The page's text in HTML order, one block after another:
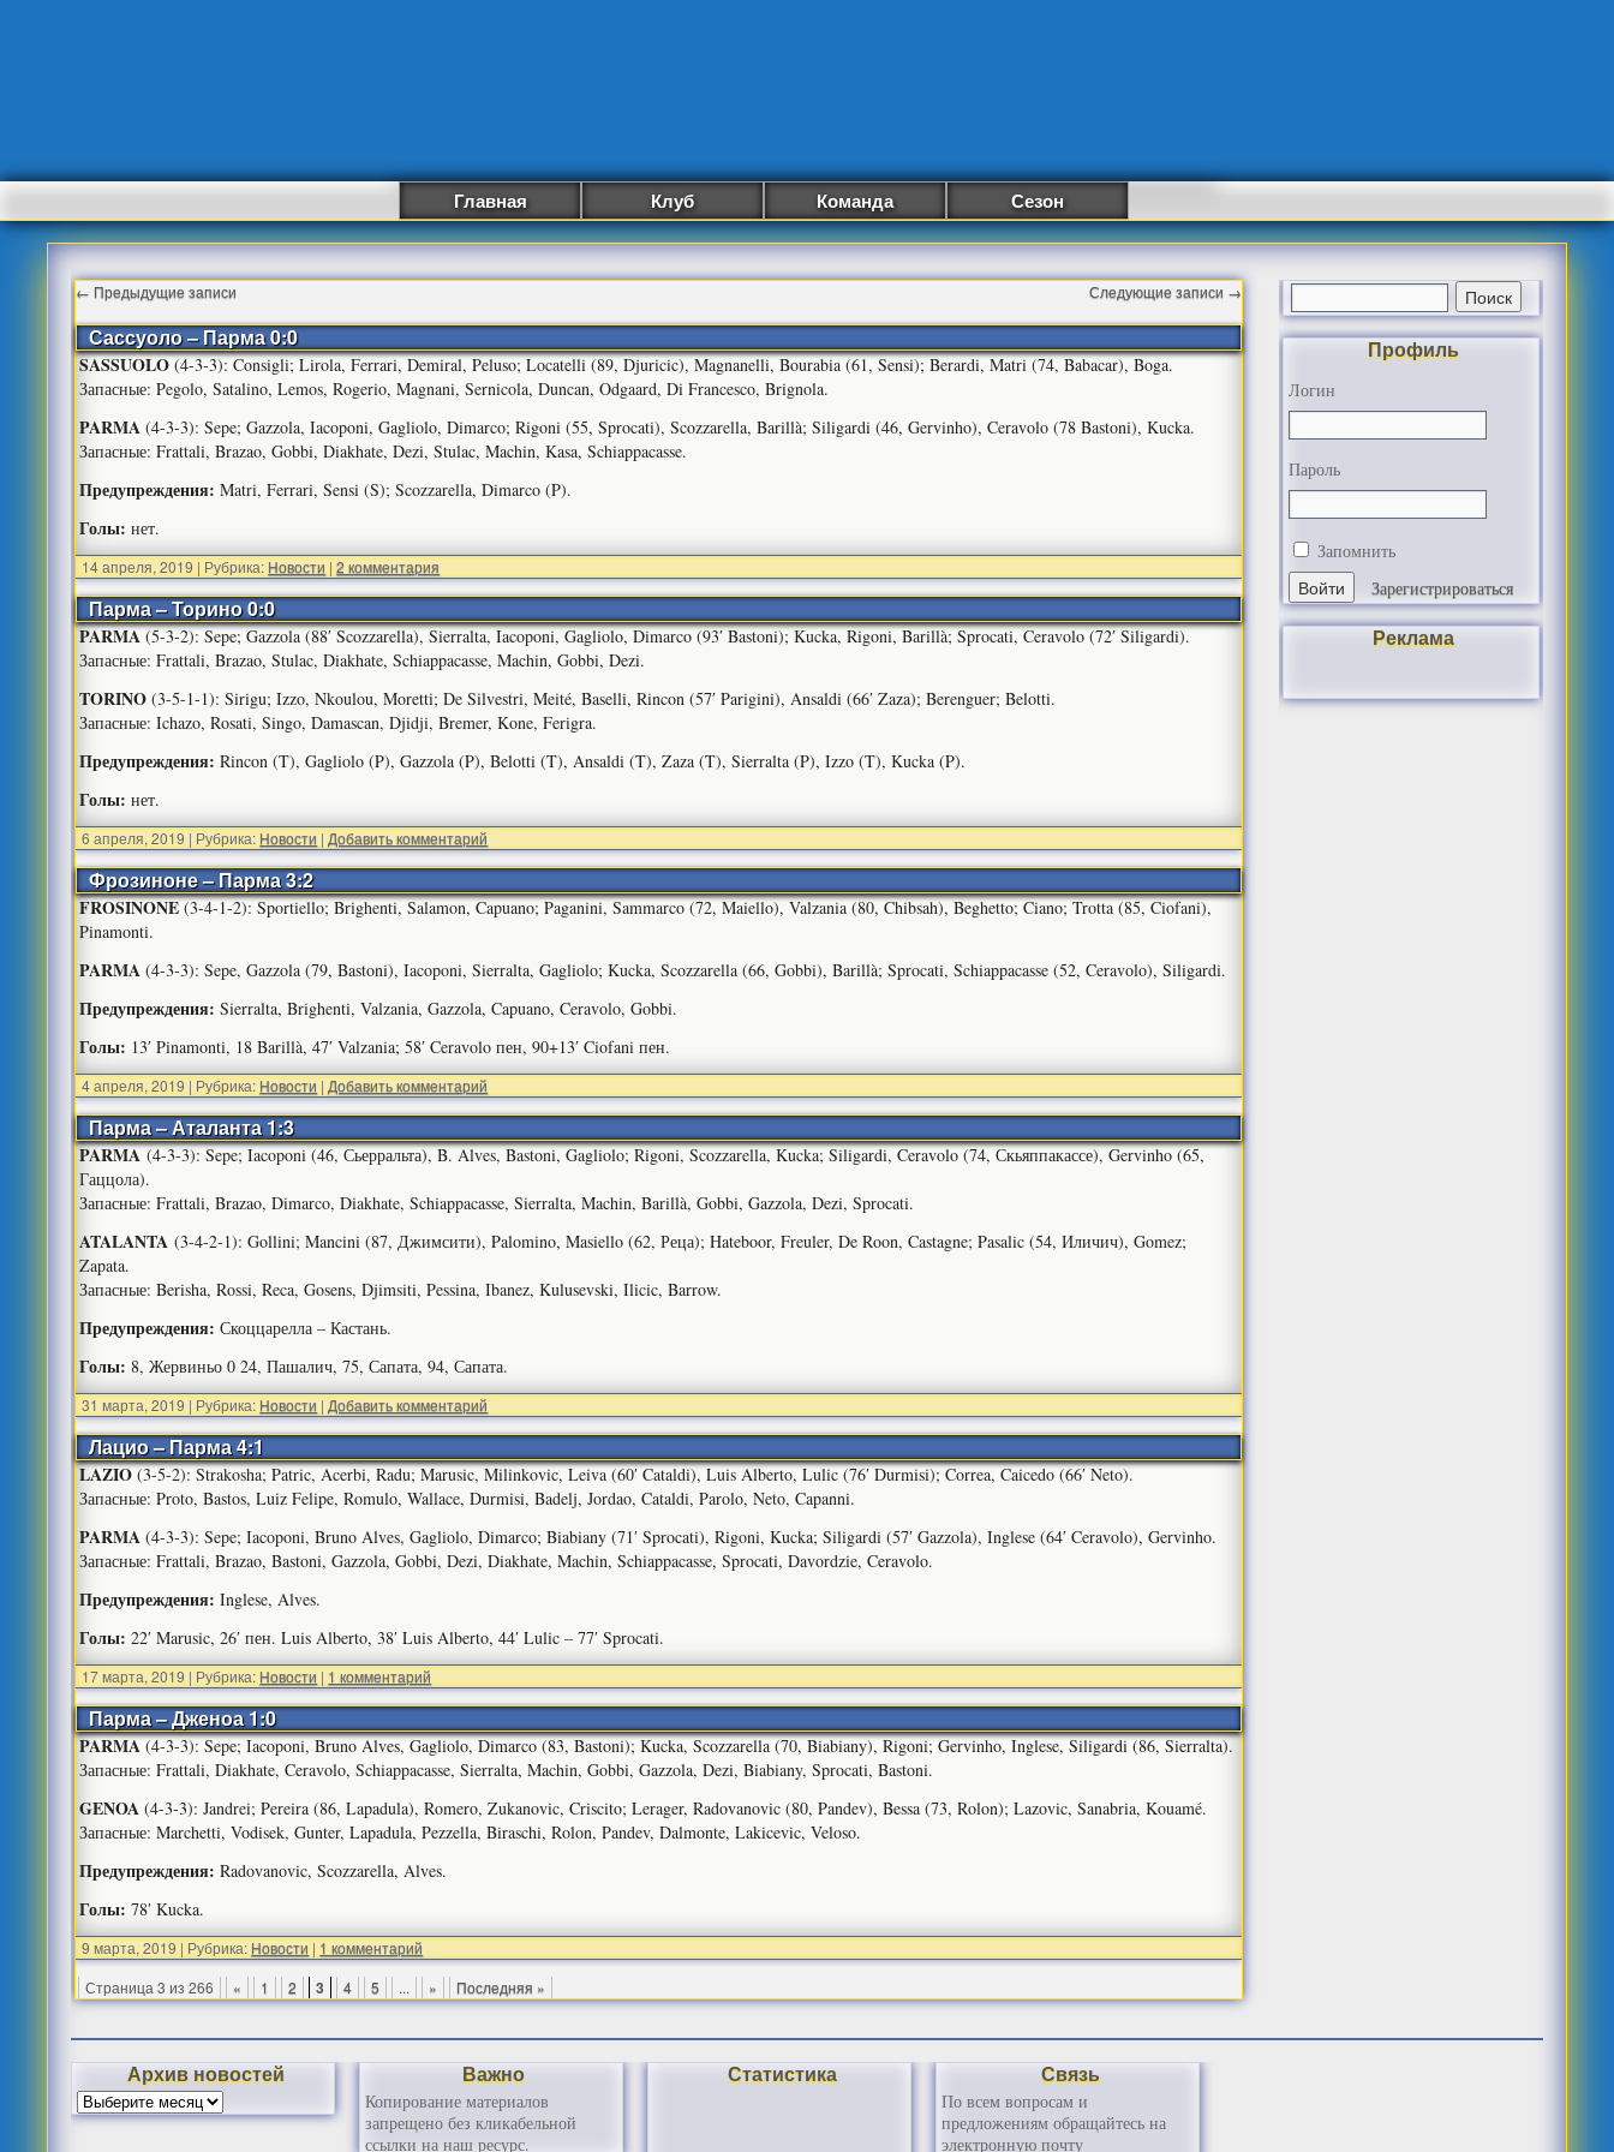
Главная Клуб Команда Сезон
← Предыдущие записи Следующие записи →
Сассуоло – Парма 0:0
SASSUOLO(4-3-3): Consigli; Lirola, Ferrari, Demiral, Peluso; Locatelli (89, Djuricic), Magnanelli, Bourabia (61, Sensi); Berardi, Matri (74, Babacar), Boga.
Запасные: Pegolo, Satalino, Lemos, Rogerio, Magnani, Sernicola, Duncan, Odgaard, Di Francesco, Brignola.
PARMA (4-3-3): Sepe; Gazzola, Iacoponi, Gagliolo, Dimarco; Rigoni (55, Sprocati), Scozzarella, Barillà; Siligardi (46, Gervinho), Ceravolo (78 Bastoni), Kucka.
Запасные: Frattali, Brazao, Gobbi, Diakhate, Dezi, Stulac, Machin, Kasa, Schiappacasse.
Предупреждения: Matri, Ferrari, Sensi (S); Scozzarella, Dimarco (P).
Голы: нет.
14 апреля, 2019 | Рубрика: Новости | 2 комментария
Парма – Торино 0:0
PARMA(5-3-2): Sepe; Gazzola (88′ Scozzarella), Sierralta, Iacoponi, Gagliolo, Dimarco (93′ Bastoni); Kucka, Rigoni, Barillà; Sprocati, Ceravolo (72′ Siligardi).
Запасные: Frattali, Brazao, Stulac, Diakhate, Schiappacasse, Machin, Gobbi, Dezi.
TORINO (3-5-1-1): Sirigu; Izzo, Nkoulou, Moretti; De Silvestri, Meité, Baselli, Rincon (57′ Parigini), Ansaldi (66′ Zaza); Berenguer; Belotti.
Запасные: Ichazo, Rosati, Singo, Damascan, Djidji, Bremer, Kone, Ferigra.
Предупреждения: Rincon (T), Gagliolo (P), Gazzola (P), Belotti (T), Ansaldi (T), Zaza (T), Sierralta (P), Izzo (T), Kucka (P).
Голы: нет.
6 апреля, 2019 | Рубрика: Новости | Добавить комментарий
Фрозиноне – Парма 3:2
FROSINONE(3-4-1-2): Sportiello; Brighenti, Salamon, Capuano; Paganini, Sammarco (72, Maiello), Valzania (80, Chibsah), Beghetto; Ciano; Trotta (85, Ciofani),
Pinamonti.
PARMA (4-3-3): Sepe, Gazzola (79, Bastoni), Iacoponi, Sierralta, Gagliolo; Kucka, Scozzarella (66, Gobbi), Barillà; Sprocati, Schiappacasse (52, Ceravolo), Siligardi.
Предупреждения: Sierralta, Brighenti, Valzania, Gazzola, Capuano, Ceravolo, Gobbi.
Голы: 13′ Pinamonti, 18 Barillà, 47′ Valzania; 58′ Ceravolo пен, 90+13′ Ciofani пен.
4 апреля, 2019 | Рубрика: Новости | Добавить комментарий
Парма – Аталанта 1:3
PARMA(4-3-3): Sepe; Iacoponi (46, Сьерральта), B. Alves, Bastoni, Gagliolo; Rigoni, Scozzarella, Kucka; Siligardi, Ceravolo (74, Скьяппакассе), Gervinho (65,
Гаццола).
Запасные: Frattali, Brazao, Dimarco, Diakhate, Schiappacasse, Sierralta, Machin, Barillà, Gobbi, Gazzola, Dezi, Sprocati.
ATALANTA (3-4-2-1): Gollini; Mancini (87, Джимсити), Palomino, Masiello (62, Реца); Hateboor, Freuler, De Roon, Castagne; Pasalic (54, Иличич), Gomez;
Zapata.
Запасные: Berisha, Rossi, Reca, Gosens, Djimsiti, Pessina, Ibanez, Kulusevski, Ilicic, Barrow.
Предупреждения: Скоццарелла – Кастань.
Голы: 8, Жервиньо 0 24, Пашалич, 75, Сапата, 94, Сапата.
31 марта, 2019 | Рубрика: Новости | Добавить комментарий
Лацио – Парма 4:1
LAZIO(3-5-2): Strakosha; Patric, Acerbi, Radu; Marusic, Milinkovic, Leiva (60′ Cataldi), Luis Alberto, Lulic (76′ Durmisi); Correa, Caicedo (66′ Neto).
Запасные: Proto, Bastos, Luiz Felipe, Romulo, Wallace, Durmisi, Badelj, Jordao, Cataldi, Parolo, Neto, Capanni.
PARMA (4-3-3): Sepe; Iacoponi, Bruno Alves, Gagliolo, Dimarco; Biabiany (71′ Sprocati), Rigoni, Kucka; Siligardi (57′ Gazzola), Inglese (64′ Ceravolo), Gervinho.
Запасные: Frattali, Brazao, Bastoni, Gazzola, Gobbi, Dezi, Diakhate, Machin, Schiappacasse, Sprocati, Davordzie, Ceravolo.
Предупреждения: Inglese, Alves.
Голы: 22′ Marusic, 26′ пен. Luis Alberto, 38′ Luis Alberto, 44′ Lulic – 77′ Sprocati.
17 марта, 2019 | Рубрика: Новости | 1 комментарий
Парма – Дженоа 1:0
PARMA(4-3-3): Sepe; Iacoponi, Bruno Alves, Gagliolo, Dimarco (83, Bastoni); Kucka, Scozzarella (70, Biabiany), Rigoni; Gervinho, Inglese, Siligardi (86, Sierralta).
Запасные: Frattali, Diakhate, Ceravolo, Schiappacasse, Sierralta, Machin, Gobbi, Gazzola, Dezi, Biabiany, Sprocati, Bastoni.
GENOA (4-3-3): Jandrei; Pereira (86, Lapadula), Romero, Zukanovic, Criscito; Lerager, Radovanovic (80, Pandev), Bessa (73, Rolon); Lazovic, Sanabria, Kouamé.
Запасные: Marchetti, Vodisek, Gunter, Lapadula, Pezzella, Biraschi, Rolon, Pandev, Dalmonte, Lakicevic, Veloso.
Предупреждения: Radovanovic, Scozzarella, Alves.
Голы: 78′ Kucka.
9 марта, 2019 | Рубрика: Новости | 1 комментарий
Страница 3 из 266
« 1 2 3 4 5 ... » Последняя »
Профиль
Логин
Пароль
Запомнить
Зарегистрироваться
Реклама
Архив новостей Важно
Копирование материалов
запрещено без кликабельной
ссылки на наш ресурс.
Статистика Связь
По всем вопросам и
предложениям обращайтесь на
электронную почту